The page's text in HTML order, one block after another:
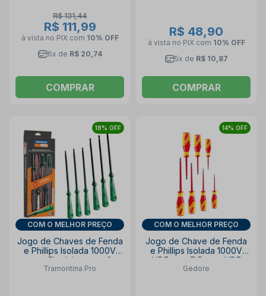
R$ 131,44
R$ 111,99
à vista no PIX com 10% OFF
6x de R$ 20,74
COMPRAR
R$ 48,90
à vista no PIX com 10% OFF
5x de R$ 10,87
COMPRAR
18% OFF
COM O MELHOR PREÇO
Jogo de Chaves de Fenda
e Phillips Isolada 1000V
para Eletricista com 6
Peças 44115406
Tramontina Pro
14% OFF
COM O MELHOR PREÇO
Jogo de Chave de Fenda
e Phillips Isolada 1000V
VDE com 7 Peças VDE
2170-2160 GEDORE
Gedore